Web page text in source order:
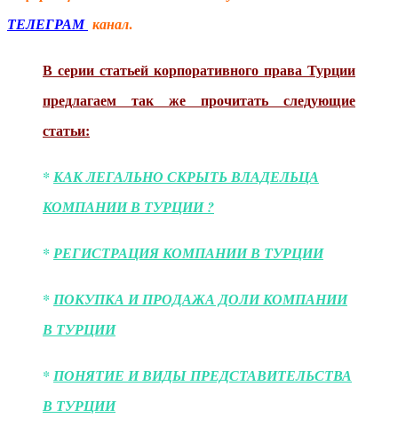
ТЕЛЕГРАМ канал.
В серии статьей корпоративного права Турции
предлагаем так же прочитать следующие
статьи:
*КАК ЛЕГАЛЬНО СКРЫТЬ ВЛАДЕЛЬЦА
КОМПАНИИ В ТУРЦИИ ?
*РЕГИСТРАЦИЯ КОМПАНИИ В ТУРЦИИ
*ПОКУПКА И ПРОДАЖА ДОЛИ КОМПАНИИ
В ТУРЦИИ
*ПОНЯТИЕ И ВИДЫ ПРЕДСТАВИТЕЛЬСТВА
В ТУРЦИИ